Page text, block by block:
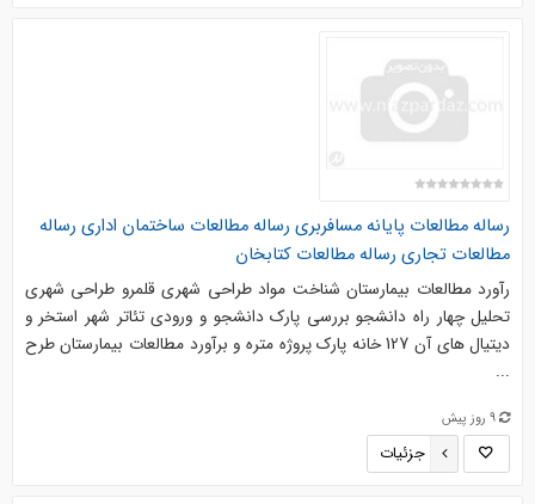
رساله مطالعات پایانه مسافربری رساله مطالعات ساختمان اداری رساله
مطالعات تجاری رساله مطالعات کتابخان
رآورد مطالعات بیمارستان شناخت مواد طراحی شهری قلمرو طراحی شهری
تحلیل چهار راه دانشجو بررسی پارک دانشجو و ورودی تئاتر شهر استخر و
دیتیال های آن 127 خانه پارک پروژه متره و برآورد مطالعات بیمارستان طرح
...
9 روز پیش
جزئیات